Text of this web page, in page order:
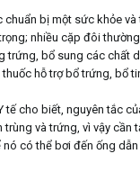
chuẩn bị một sức khỏe
nhiều cặp đôi
trứng, bổ sung các chất
hỗ trợ bổ trứng, bổ
tế cho biết, nguyên tắc
trùng và trứng, vì vậy cần
có thể bơi đến ống